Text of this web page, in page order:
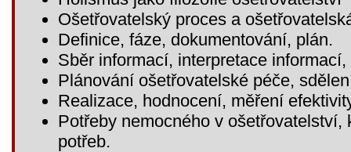
Ošetřovatelský proces a
Definice, fáze, dokumentování, plán.
Sběr informací, interpretace
Plánování ošetřovatelské péče,
Realizace, hodnocení, měření
Potřeby nemocného v ošetřovatelství,
potřeb.